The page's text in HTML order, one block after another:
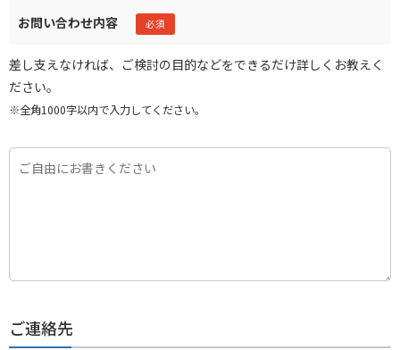
お問い合わせ内容
差し支えなければ、ご検討の目的などをできるだけ詳しくお教えく
ださい。
※全角1000字以内で入力してください。
ご連絡先